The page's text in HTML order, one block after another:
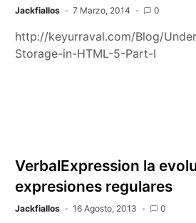
Jackfiallos 7 Marzo, 2014 0
http://keyurraval.com/Blog/
Storage-in-HTML-5-Part-I
VerbalExpression la
expresiones regulares
Jackfiallos 16 Agosto, 2013 0